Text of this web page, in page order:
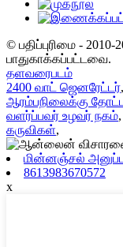
© பதிப்புரிமை -
பாதுகாக்கப்பட்டவை.
தளவரைபடம்
2400 வாட் ஜெனரேட்டர்,
ஆரம்பநிலைக்கு
வளர்ப்பவர் உழவர் நகம்,
கருவிகள்,
மின்னஞ்சல்
8613983670572
x